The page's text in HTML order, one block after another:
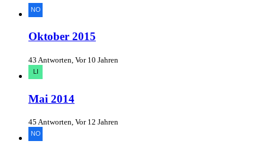
Oktober 2015
43 Antworten, Vor 10 Jahren
Mai 2014
45 Antworten, Vor 12 Jahren